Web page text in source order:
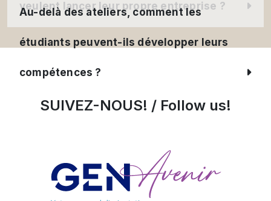
veulent lancer leur propre entreprise ?
Au-delà des ateliers, comment les
étudiants peuvent-ils développer leurs
compétences ?
SUIVEZ-NOUS! / Follow us!